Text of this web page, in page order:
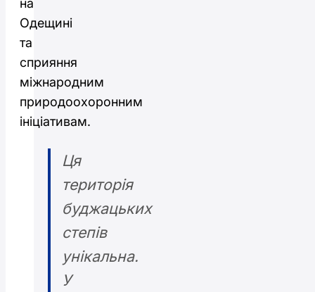
на
Одещині
та
сприяння
міжнародним
природоохоронним
ініціативам.
Ця
територія
буджацьких
степів
унікальна.
У